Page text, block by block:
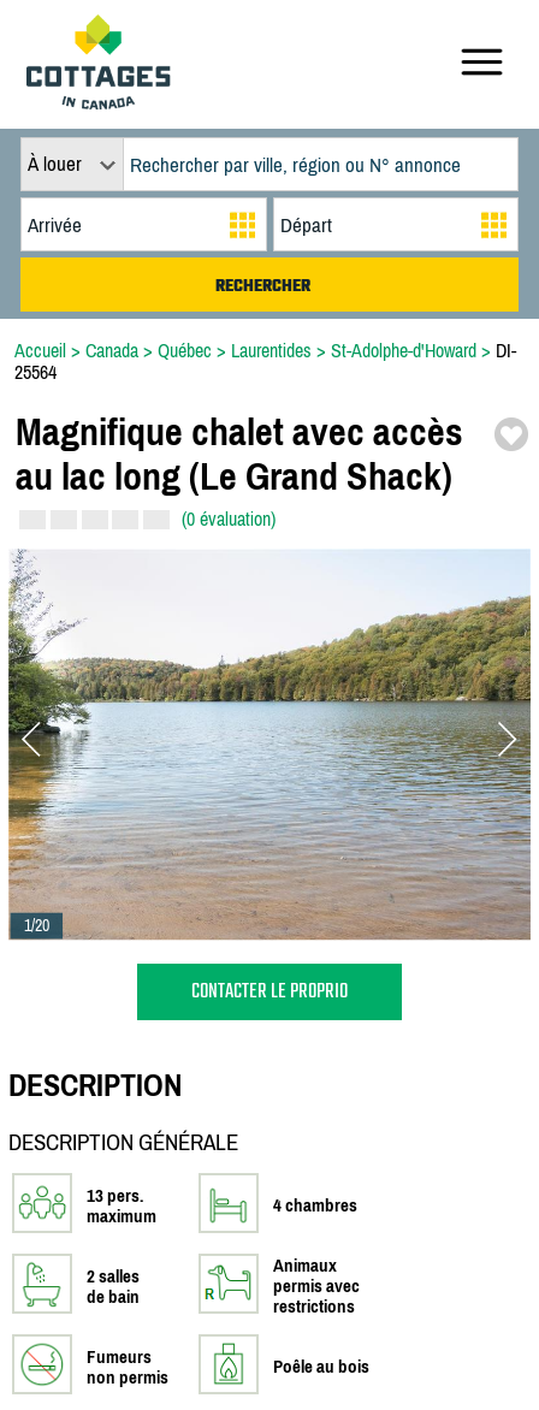
À louer
Accueil > Canada > Québec > Laurentides > St-Adolphe-d'Howard > DI-
25564
Magnifique chalet avec accès
au lac long (Le Grand Shack)
(0 évaluation)
1/20
CONTACTER LE PROPRIO
DESCRIPTION
DESCRIPTION GÉNÉRALE
13 pers.
maximum
4 chambres
2 salles
de bain
Animaux
permis avec
restrictions
Fumeurs
non permis
Poêle au bois